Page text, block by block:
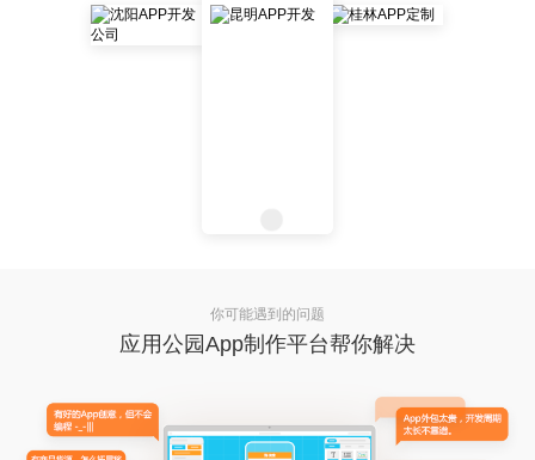
你可能遇到的问题
应用公园App制作平台帮你解决